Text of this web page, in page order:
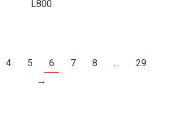
L800
4 5 6 7 8 …
29
→